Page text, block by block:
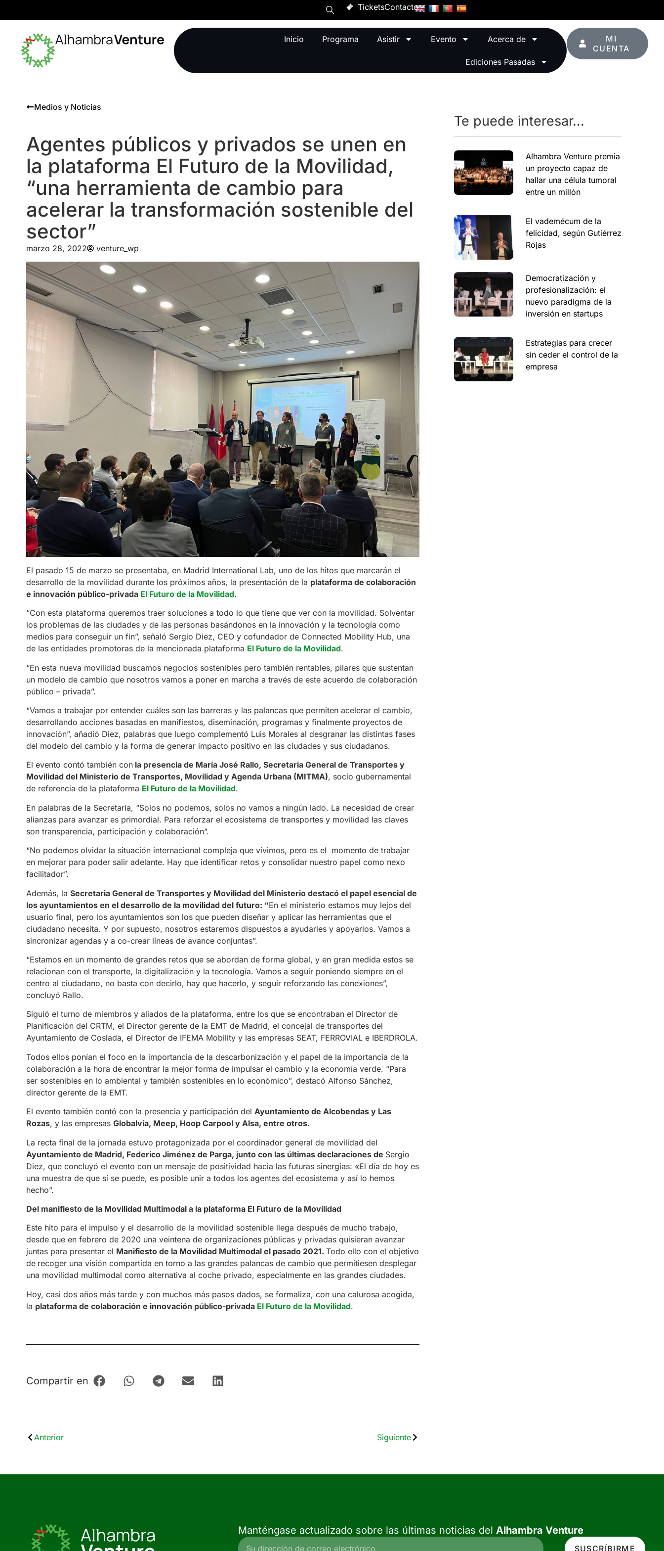
TicketsContacto
Inicio Programa Asistir Evento Acerca de
Ediciones Pasadas
MI
CUENTA
Medios y Noticias
Agentes públicos y privados se unen en
la plataforma El Futuro de la Movilidad,
“una herramienta de cambio para
acelerar la transformación sostenible del
sector”
marzo 28, 2022 venture_wp
El pasado 15 de marzo se presentaba, en Madrid International Lab, uno de los hitos que marcarán el
desarrollo de la movilidad durante los próximos años, la presentación de la plataforma de colaboración
e innovación público-privada El Futuro de la Movilidad.
“Con esta plataforma queremos traer soluciones a todo lo que tiene que ver con la movilidad. Solventar
los problemas de las ciudades y de las personas basándonos en la innovación y la tecnología como
medios para conseguir un fin”, señaló Sergio Diez, CEO y cofundador de Connected Mobility Hub, una
de las entidades promotoras de la mencionada plataforma El Futuro de la Movilidad.
“En esta nueva movilidad buscamos negocios sostenibles pero también rentables, pilares que sustentan
un modelo de cambio que nosotros vamos a poner en marcha a través de este acuerdo de colaboración
público – privada”.
“Vamos a trabajar por entender cuáles son las barreras y las palancas que permiten acelerar el cambio,
desarrollando acciones basadas en manifiestos, diseminación, programas y finalmente proyectos de
innovación”, añadió Diez, palabras que luego complementó Luis Morales al desgranar las distintas fases
del modelo del cambio y la forma de generar impacto positivo en las ciudades y sus ciudadanos.
El evento contó también conla presencia de María José Rallo, Secretaria General de Transportes y
Movilidad del Ministerio de Transportes, Movilidad y Agenda Urbana (MITMA), socio gubernamental
de referencia de la plataforma El Futuro de la Movilidad.
En palabras de la Secretaria, “Solos no podemos, solos no vamos a ningún lado. La necesidad de crear
alianzas para avanzar es primordial. Para reforzar el ecosistema de transportes y movilidad las claves
son transparencia, participación y colaboración”.
“No podemos olvidar la situación internacional compleja que vivimos, pero es el momento de trabajar
en mejorar para poder salir adelante. Hay que identificar retos y consolidar nuestro papel como nexo
facilitador”.
Además, la Secretaria General de Transportes y Movilidad del Ministerio destacó el papel esencial de
los ayuntamientos en el desarrollo de la movilidad del futuro: “En el ministerio estamos muy lejos del
usuario final, pero los ayuntamientos son los que pueden diseñar y aplicar las herramientas que el
ciudadano necesita. Y por supuesto, nosotros estaremos dispuestos a ayudarles y apoyarlos. Vamos a
sincronizar agendas y a co-crear líneas de avance conjuntas”.
“Estamos en un momento de grandes retos que se abordan de forma global, y en gran medida estos se
relacionan con el transporte, la digitalización y la tecnología. Vamos a seguir poniendo siempre en el
centro al ciudadano, no basta con decirlo, hay que hacerlo, y seguir reforzando las conexiones”,
concluyó Rallo.
Siguió el turno de miembros y aliados de la plataforma, entre los que se encontraban el Director de
Planificación del CRTM, el Director gerente de la EMT de Madrid, el concejal de transportes del
Ayuntamiento de Coslada, el Director de IFEMA Mobility y las empresas SEAT, FERROVIAL e IBERDROLA.
Todos ellos ponían el foco en la importancia de la descarbonización y el papel de la importancia de la
colaboración a la hora de encontrar la mejor forma de impulsar el cambio y la economía verde. “Para
ser sostenibles en lo ambiental y también sostenibles en lo económico”, destacó Alfonso Sánchez,
director gerente de la EMT.
El evento también contó con la presencia y participación del Ayuntamiento de Alcobendas y Las
Rozas, y las empresas Globalvía, Meep, Hoop Carpool y Alsa, entre otros.
La recta final de la jornada estuvo protagonizada por el coordinador general de movilidad del
Ayuntamiento de Madrid, Federico Jiménez de Parga, junto con las últimas declaraciones de Sergio
Diez, que concluyó el evento con un mensaje de positividad hacia las futuras sinergias: «El día de hoy es
una muestra de que sí se puede, es posible unir a todos los agentes del ecosistema y así lo hemos
hecho”.
Del manifiesto de la Movilidad Multimodal a la plataforma El Futuro de la Movilidad
Este hito para el impulso y el desarrollo de la movilidad sostenible llega después de mucho trabajo,
desde que en febrero de 2020 una veintena de organizaciones públicas y privadas quisieran avanzar
juntas para presentar el Manifiesto de la Movilidad Multimodal el pasado 2021. Todo ello con el objetivo
de recoger una visión compartida en torno a las grandes palancas de cambio que permitiesen desplegar
una movilidad multimodal como alternativa al coche privado, especialmente en las grandes ciudades.
Hoy, casi dos años más tarde y con muchos más pasos dados, se formaliza, con una calurosa acogida,
la plataforma de colaboración e innovación público-privada El Futuro de la Movilidad.
Compartir en
Anterior Siguiente
Te puede interesar...
Alhambra Venture premia
un proyecto capaz de
hallar una célula tumoral
entre un millón
El vademécum de la
felicidad, según Gutiérrez
Rojas
Democratización y
profesionalización: el
nuevo paradigma de la
inversión en startups
Estrategias para crecer
sin ceder el control de la
empresa
Manténgase actualizado sobre las últimas noticias del Alhambra Venture
SUSCRÍBIRME